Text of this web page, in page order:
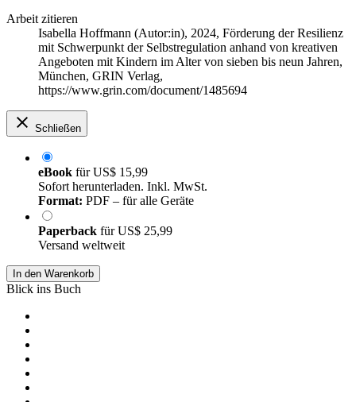
Arbeit zitieren
Isabella Hoffmann (Autor:in), 2024, Förderung der Resilienz
mit Schwerpunkt der Selbstregulation anhand von kreativen
Angeboten mit Kindern im Alter von sieben bis neun Jahren,
München, GRIN Verlag,
https://www.grin.com/document/1485694
Schließen
eBook fürUS$ 15,99
Sofort herunterladen. Inkl. MwSt.
Format: PDF – für alle Geräte
Paperback fürUS$ 25,99
Versand weltweit
In den Warenkorb
Blick ins Buch